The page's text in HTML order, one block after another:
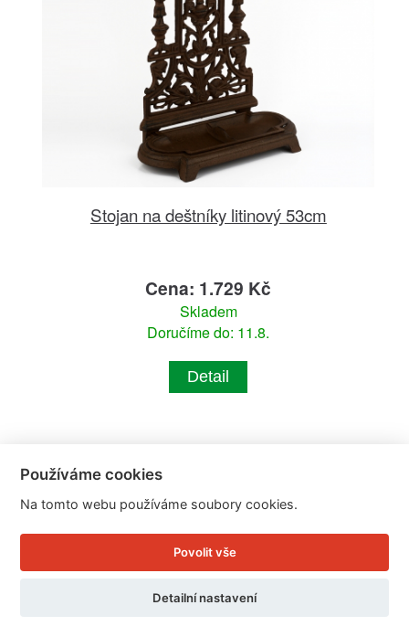
Stojan na deštníky litinový 53cm
Cena: 1.729 Kč
Skladem
Doručíme do: 11.8.
Detail
Používáme cookies
Na tomto webu používáme soubory cookies.
Povolit vše
Detailní nastavení